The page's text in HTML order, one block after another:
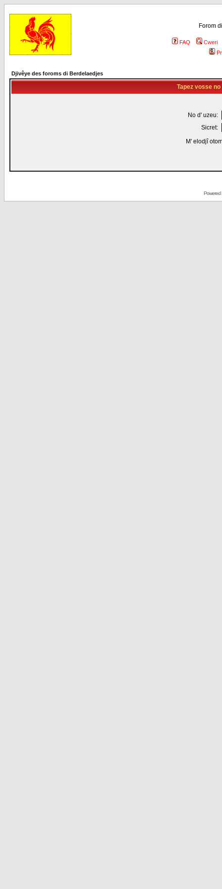
Forom
FAQ
Cweri
Djivêye des foroms di Berdelaedjes
Tapez vosse
No d' uzeu:
Sicret:
M' elodjî
Powered